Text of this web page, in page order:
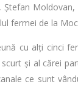
Ștefan
fermei de la
cu alți cinci
și al cărei
ce sunt